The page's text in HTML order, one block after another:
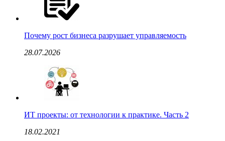
Почему рост бизнеса разрушает управляемость
28.07.2026
ИТ проекты: от технологии к практике. Часть 2
18.02.2021